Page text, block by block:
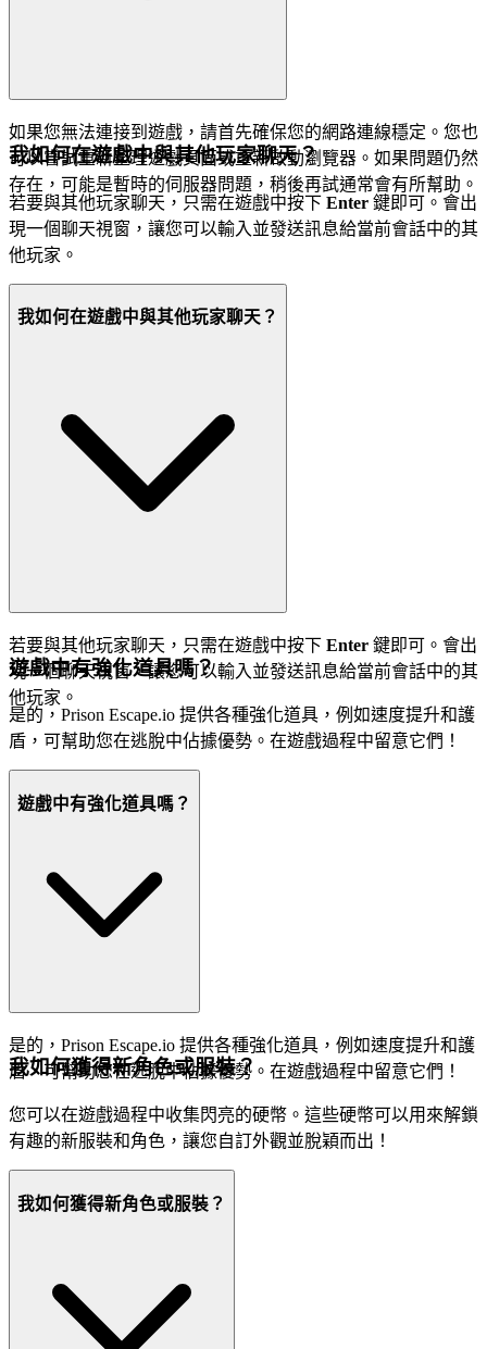
如果您無法連接到遊戲，請首先確保您的網路連線穩定。您也
可以嘗試重新整理遊戲頁面或重新啟動瀏覽器。如果問題仍然
存在，可能是暫時的伺服器問題，稍後再試通常會有所幫助。
我如何在遊戲中與其他玩家聊天？
若要與其他玩家聊天，只需在遊戲中按下 Enter 鍵即可。會出
現一個聊天視窗，讓您可以輸入並發送訊息給當前會話中的其
他玩家。
我如何在遊戲中與其他玩家聊天？
若要與其他玩家聊天，只需在遊戲中按下 Enter 鍵即可。會出
現一個聊天視窗，讓您可以輸入並發送訊息給當前會話中的其
他玩家。
遊戲中有強化道具嗎？
是的，Prison Escape.io 提供各種強化道具，例如速度提升和護
盾，可幫助您在逃脫中佔據優勢。在遊戲過程中留意它們！
遊戲中有強化道具嗎？
是的，Prison Escape.io 提供各種強化道具，例如速度提升和護
盾，可幫助您在逃脫中佔據優勢。在遊戲過程中留意它們！
我如何獲得新角色或服裝？
您可以在遊戲過程中收集閃亮的硬幣。這些硬幣可以用來解鎖
有趣的新服裝和角色，讓您自訂外觀並脫穎而出！
我如何獲得新角色或服裝？